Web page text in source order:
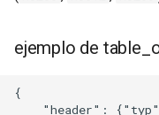
Opciones de legado/
ejemplo de
{
"header":